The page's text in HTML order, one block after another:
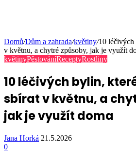
Domů/Dům a zahrada/květiny/10 léčivých
v květnu, a chytré způsoby, jak je využít
květinyPěstováníReceptyRostliny
10 léčivých bylin,
sbírat v květnu, a
jak je využít doma
Jana Horká 21.5.2026
0